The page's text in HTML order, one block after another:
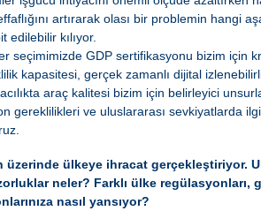
artırarak olası bir problemin hangi
edilebilir kılıyor.
seçimimizde GDP sertifikasyonu bizim için
kapasitesi, gerçek zamanlı dijital
araç kalitesi bizim için belirleyici
gereklilikleri ve uluslararası sevkiyatlarda
üzerinde ülkeye ihracat gerçekleştiriyor.
zorluklar neler? Farklı ülke
nasıl yansıyor?